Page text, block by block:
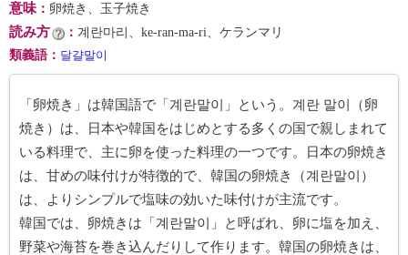
意味： 卵焼き、玉子焼き
読み方 ： 계란마리、ke-ran-ma-ri、ケランマリ
類義語 ： 달걀말이
「卵焼き」は韓国語で「계란말이」という。계란 말이（卵
焼き）は、日本や韓国をはじめとする多くの国で親しまれて
いる料理で、主に卵を使った料理の一つです。日本の卵焼き
は、甘めの味付けが特徴的で、韓国の卵焼き（계란말이）
は、よりシンプルで塩味の効いた味付けが主流です。
韓国では、卵焼きは「계란말이」と呼ばれ、卵に塩を加え、
野菜や海苔を巻き込んだりして作ります。韓国の卵焼きは、